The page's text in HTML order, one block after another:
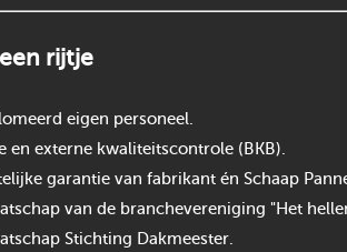
rijtje
eigen personeel.
en externe kwaliteitscontrole (BKB).
garantie van fabrikant én Schaap
van de branchevereniging "Het
Stichting Dakmeester.